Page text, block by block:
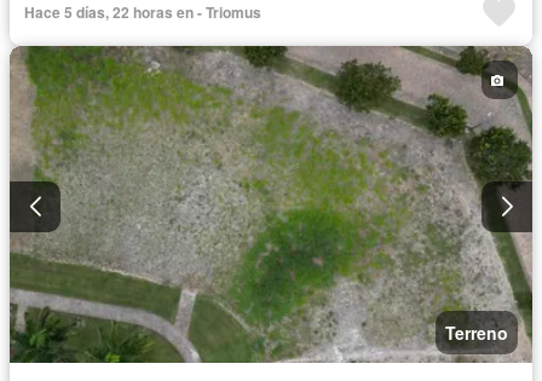
Hace 5 días, 22 horas en - Triomus
Terreno